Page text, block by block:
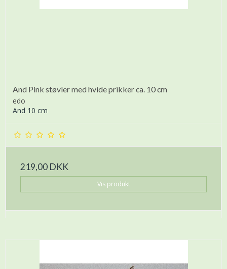
And Pink støvler med hvide prikker ca. 10 cm
edo
And 10 cm
219,00 DKK
Vis produkt